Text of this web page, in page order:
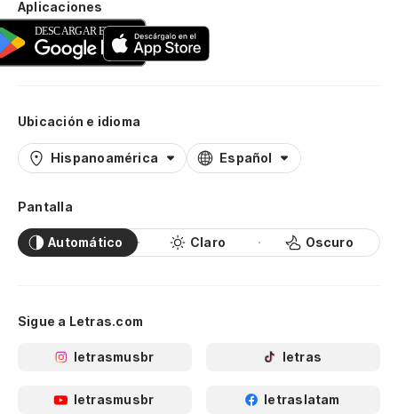
Aplicaciones
Ubicación e idioma
Hispanoamérica Español
Pantalla
Automático Claro Oscuro
Sigue a Letras.com
letrasmusbr letras
letrasmusbr letraslatam